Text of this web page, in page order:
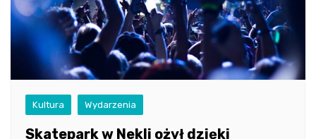
Kultura Wydarzenia
Skatepark w Nekli ożył dzięki